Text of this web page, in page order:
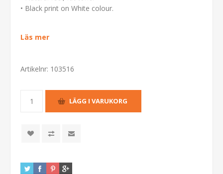
• Black print on White colour.
Läs mer
Artikelnr: 103516